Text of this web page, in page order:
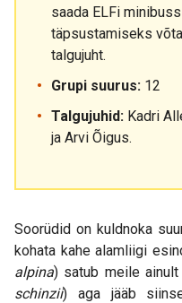
saada ELFi
täpsustamiseks
talgujuht.
Grupi suurus: 12
Talgujuhid: Kadri
ja Arvi Õigus.
Soorüdid on kuldnoka
kohata kahe alamliigi
alpina) satub meile
schinzii) aga jääb